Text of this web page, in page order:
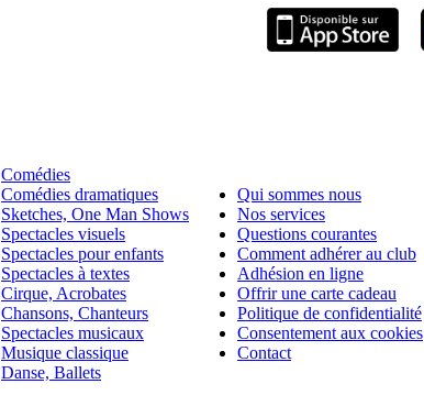
Comédies
Comédies dramatiques
Sketches, One Man Shows
Spectacles visuels
Spectacles pour enfants
Spectacles à textes
Cirque, Acrobates
Chansons, Chanteurs
Spectacles musicaux
Musique classique
Danse, Ballets
Qui sommes nous
Nos services
Questions courantes
Comment adhérer au club
Adhésion en ligne
Offrir une carte cadeau
Politique de confidentialité
Consentement aux cookies
Contact